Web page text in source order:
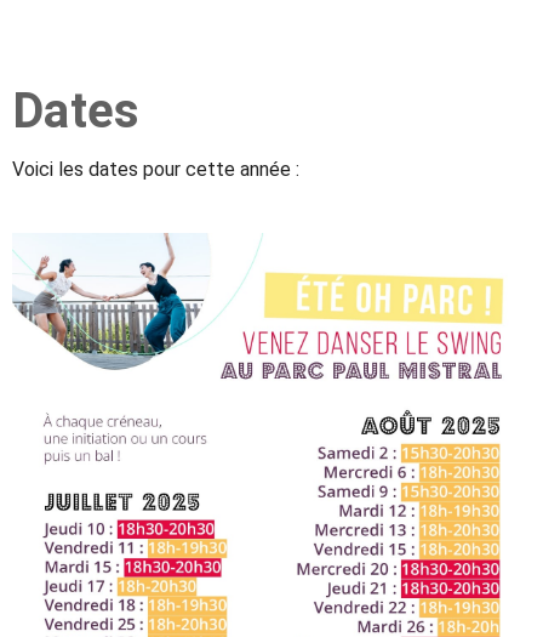
Dates
Voici les dates pour cette année :